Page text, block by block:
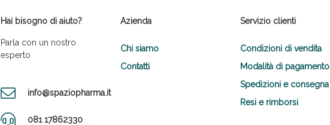
Hai bisogno di aiuto?
Parla con un nostro
esperto
info@spaziopharma.it
081 17862330
Azienda
Chi siamo
Contatti
Servizio clienti
Condizioni di vendita
Modalità di pagamento
Spedizioni e consegna
Resi e rimborsi